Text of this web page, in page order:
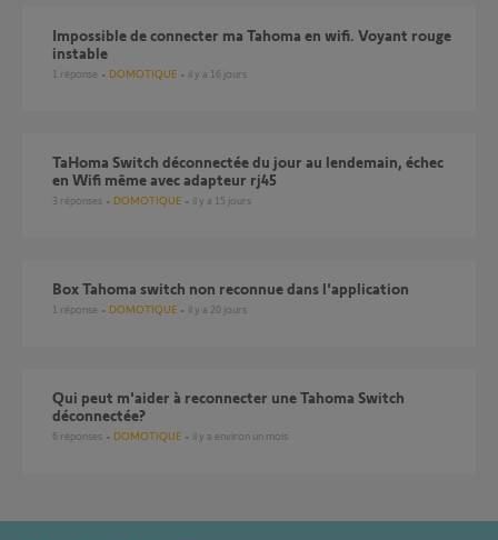
Impossible de connecter ma Tahoma en wifi. Voyant rouge
instable
1 réponse DOMOTIQUE il y a 16 jours
TaHoma Switch déconnectée du jour au lendemain, échec
en Wifi même avec adapteur rj45
3 réponses DOMOTIQUE il y a 15 jours
Box Tahoma switch non reconnue dans l'application
1 réponse DOMOTIQUE il y a 20 jours
Qui peut m'aider à reconnecter une Tahoma Switch
déconnectée?
6 réponses DOMOTIQUE il y a environ un mois